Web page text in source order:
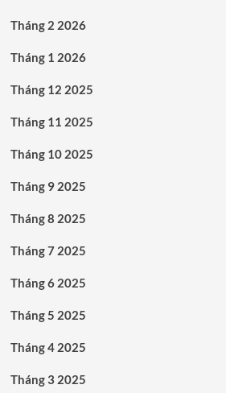
Tháng 2 2026
Tháng 1 2026
Tháng 12 2025
Tháng 11 2025
Tháng 10 2025
Tháng 9 2025
Tháng 8 2025
Tháng 7 2025
Tháng 6 2025
Tháng 5 2025
Tháng 4 2025
Tháng 3 2025